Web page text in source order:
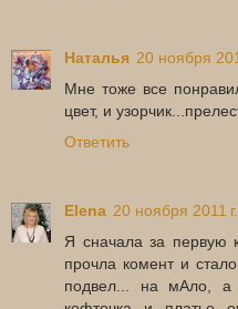
Наталья 20 ноября
Мне тоже все
цвет, и
Ответить
Elena 20 ноября 2011
Я сначала за первую
прочла комент и
подвел... на мАло,